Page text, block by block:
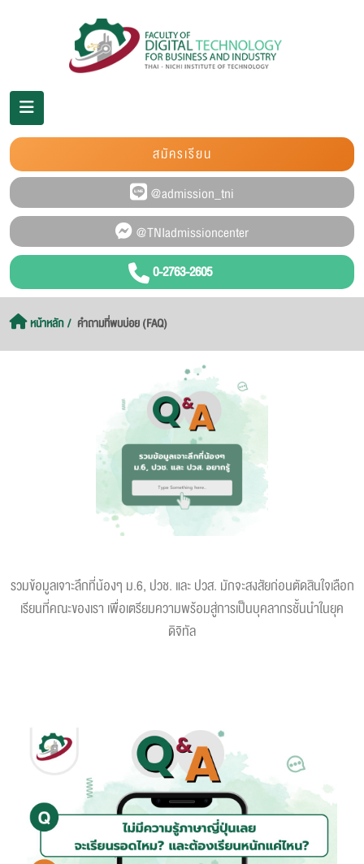
0-2763-2605
สมัครเรียน
หน้าหลัก คำถามที่พบบ่อย (FAQ)
รวมข้อมูลเจาะลึกที่น้องๆ ม.6, ปวช. และ ปวส. มักจะสงสัยก่อนตัดสินใจเลือก
เรียนที่คณะของเรา เพื่อเตรียมความพร้อมสู่การเป็นบุคลากรชั้นนำในยุค
ดิจิทัล